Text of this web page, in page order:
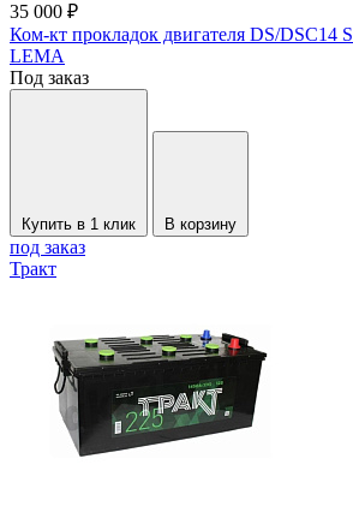
35 000 ₽
Ком-кт прокладок двигателя DS/DSC14
LEMA
Под заказ
Купить в 1 клик В корзину
под заказ
Тракт